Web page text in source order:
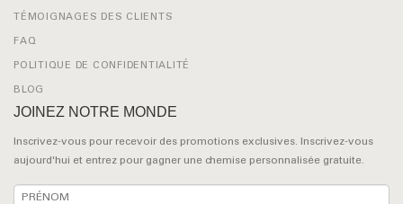
TÉMOIGNAGES DES CLIENTS
FAQ
POLITIQUE DE CONFIDENTIALITÉ
BLOG
JOINEZ NOTRE MONDE
Inscrivez-vous pour recevoir des promotions exclusives. Inscrivez-vous
aujourd'hui et entrez pour gagner une chemise personnalisée gratuite.